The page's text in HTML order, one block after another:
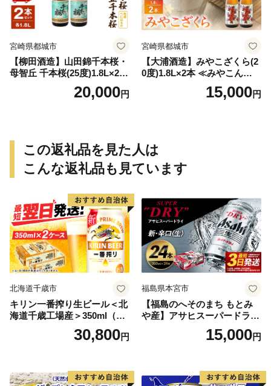
宮崎県都城市
【柳田酒造】山田錦千本桜・
母智丘 千本桜(25度)1.8L×2本
≪みやこんじょ特急便≫_AC
20,000円
宮崎県都城市
【大浦酒造】みやこざくら(2
0度)1.8L×2本 ≪みやこんじょ
特急便≫_MJ-077115,000円
この返礼品を見た人は
こんな返礼品も見ています
北海道千歳市
キリン一番搾り生ビール＜北
海道千歳工場産＞350ml（24
30,800円
福島県本宮市
【福島のへそのまち もとみ
や産】アサヒスーパードライ
350ml×24本 合計8.4L 1ケー
ス アルコール度数5% 缶ビー
口 送料無料 カメイ 本宮市
15,000円